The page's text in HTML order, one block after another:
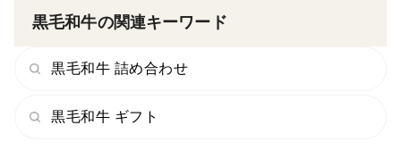
黒毛和牛の関連キーワード
黒毛和牛 詰め合わせ
黒毛和牛 ギフト